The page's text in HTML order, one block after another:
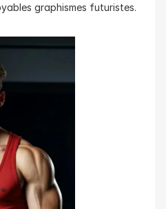
graphismes futuristes.